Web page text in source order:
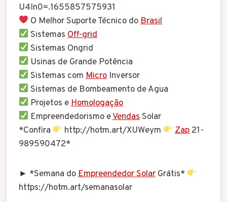
U4In0=.1655857575931
O Melhor Suporte Técnico doBrasil
Sistemas Off-grid
Sistemas Ongrid
Usinas de Grande Potência
Sistemas com Micro Inversor
Sistemas de Bombeamento de Agua
Projetos eHomologação
Empreendedorismo eVendasSolar
*Confira
http://hotm.art/XUWeym Zap21-
989590472*
► *Semana doEmpreendedor SolarGrátis*
https://hotm.art/semanasolar